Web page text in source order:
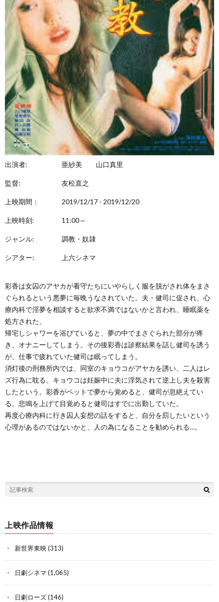
出演者: 亜紗美 山口真里
監督: 友松直之
上映期間： 2019/12/17 - 2019/12/20
上映時刻: 11:00～
ジャンル: 調教・奴隷
シアター: 上六シネマ
彩香は女囚のアヤカが看守たちにいやらしく服を脱がされ体をまさ
ぐられるという悪夢に毎晩うなされていた。夫・健司に促され、心
療内科で淫夢を相談すると欲求不満ではないかと言われ、睡眠薬を
処方された。
帰宅しシャワーを浴びていると、夢の中でまさぐられた部分が疼
き、オナニーしてしまう。その後彩香は診察結果を話し健司を誘う
が、仕事で疲れていた健司は眠ってしまう。
消灯後の刑務所内では、同室のキョウコがアヤカを誘い、二人はレ
ズ行為に耽る。キョウコは妊娠中に夫に浮気されて逆上し夫を殺害
したという。彩香がベットで夢から覚めると、健司が息絶えてい
る。悲鳴を上げて目覚めると健司はすでに出勤していた。
再度心療内科に行き囚人妄想の話をすると、自分を罰したいという
心理があるのではないかと、人の為になることを勧められる…。
上映作品情報
新世界東映(313)
日劇シネマ (1,065)
日劇ローズ(146)